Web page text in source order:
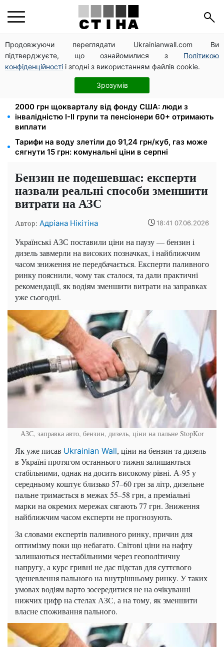
Продовжуючи переглядати Ukrainianwall.com Ви
підтверджуєте, що ознайомилися з Політикою
конфіденційності і згодні з використанням файлів cookie.
Зрозумів
Директорка ДОЗ Києва Тетяна Мостепан:
Демографічна криза потребує нових рішень уже
сьогодні
Пенсійна реформа у вересні: добровільні
накопичення й перегляд спецпенсій суддів
2000 грн щокварталу від фонду США: люди з
інвалідністю I-II групи та пенсіонери 60+ отримають
виплати
Тарифи на воду злетіли до 91,24 грн/куб, газ може
сягнути 15 грн: комунальні ціни в серпні
Бензин не подешевшає: експерти
назвали реальні способи зменшити
витрати на АЗС
Автор: Адріана Нікітіна 18:41 07.06.2026
Українські АЗС поставили ціни на паузу — бензин і
дизель завмерли на високих позначках, і найближчим
часом зниження не передбачається. Експерти паливного
ринку пояснили, чому так сталося, та дали практичні
рекомендації, як водіям зменшити витрати на заправках
уже сьогодні.
АЗС, заправка авто, бензин, дизель, ціни на пальне StopKor
Як уже писав Ukrainian Wall, ціни на бензин та дизель
в Україні протягом останнього тижня залишаються
стабільними, однак на досить високому рівні. А-95 у
середньому коштує близько 57–60 грн за літр, дизельне
пальне тримається в межах 55–58 грн, а преміальні
марки на окремих мережах сягають 77 грн. Зниження
найближчим часом експерти не прогнозують.
За словами експертів паливного ринку, причин для
оптимізму поки що небагато. Світові ціни на нафту
залишаються нестабільними через геополітичну
напругу, а курс гривні не дає підстав для суттєвого
здешевлення пального на внутрішньому ринку. У таких
умовах водіям варто зосередитися не на очікуванні
нижчих цифр на стелах АЗС, а на тому, як зменшити
власне споживання пального.